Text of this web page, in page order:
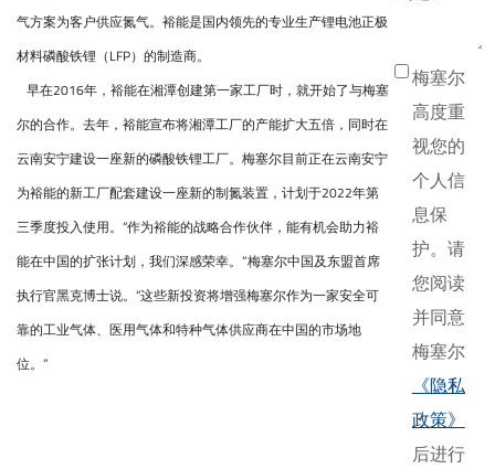
气方案为客户供应氮气。裕能是国内领先的专业生产锂电池正极
材料磷酸铁锂（LFP）的制造商。
早在2016年，裕能在湘潭创建第一家工厂时，就开始了与梅塞
尔的合作。去年，裕能宣布将湘潭工厂的产能扩大五倍，同时在
云南安宁建设一座新的磷酸铁锂工厂。梅塞尔目前正在云南安宁
为裕能的新工厂配套建设一座新的制氮装置，计划于2022年第
三季度投入使用。“作为裕能的战略合作伙伴，能有机会助力裕
能在中国的扩张计划，我们深感荣幸。”梅塞尔中国及东盟首席
执行官黑克博士说。“这些新投资将增强梅塞尔作为一家安全可
靠的工业气体、医用气体和特种气体供应商在中国的市场地
位。”
梅塞尔
高度重
视您的
个人信
息保
护。请
您阅读
并同意
梅塞尔
《隐私
政策》
后进行